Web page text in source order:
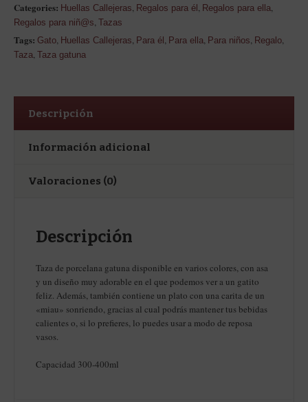
Categories: Huellas Callejeras, Regalos para él , Regalos para ella,
Regalos para niñ@s, Tazas
Tags: Gato, Huellas Callejeras, Para él , Para ella, Para niños, Regalo,
Taza, Taza gatuna
Descripción
Información adicional
Valoraciones (0)
Descripción
Taza de porcelana gatuna disponible en varios colores, con asa
y un diseño muy adorable en el que podemos ver a un gatito
feliz. Además, también contiene un plato con una carita de un
«miau» sonriendo, gracias al cual podrás mantener tus bebidas
calientes o, si lo prefieres, lo puedes usar a modo de reposa
vasos.
Capacidad 300-400ml